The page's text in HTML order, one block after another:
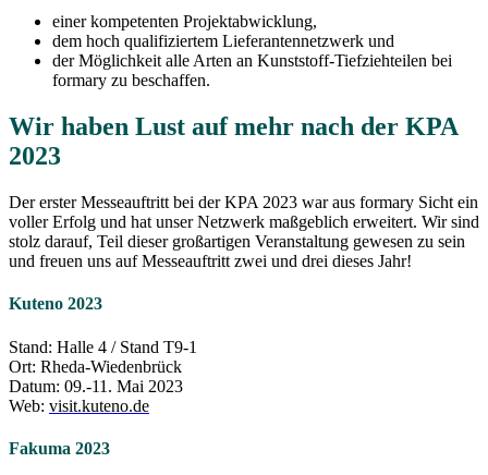
einer kompetenten Projektabwicklung,
dem hoch qualifiziertem Lieferantennetzwerk und
der Möglichkeit alle Arten an Kunststoff-Tiefziehteilen bei
formary zu beschaffen.
Wir haben Lust auf mehr nach der KPA
2023
Der erster Messeauftritt bei der KPA 2023 war aus formary Sicht ein
voller Erfolg und hat unser Netzwerk maßgeblich erweitert. Wir sind
stolz darauf, Teil dieser großartigen Veranstaltung gewesen zu sein
und freuen uns auf Messeauftritt zwei und drei dieses Jahr!
Kuteno 2023
Stand: Halle 4 / Stand T9-1
Ort: Rheda-Wiedenbrück
Datum: 09.-11. Mai 2023
Web: visit.kuteno.de
Fakuma 2023